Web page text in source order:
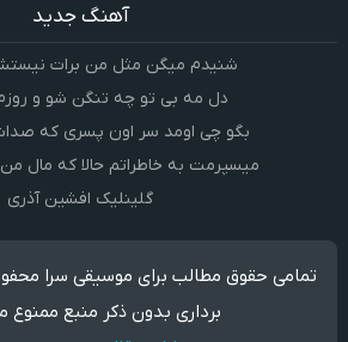
آهنگ جدید
شنیدم میگن مثل من برات
دل مه بی تو چه تنگن شو و
بگو چی اومد سر اون پسری که
میسپرمت به خاطراتم حالا که مال
گلینلیک افشین آذری
تمامی حقوق مطالب برای موسیقی سرا
برداری بدون ذکر منبع ممنوع